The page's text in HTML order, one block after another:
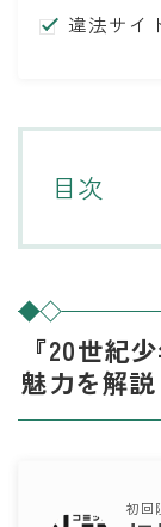
違法サイ
目次
『20世紀
魅力を解説
初回